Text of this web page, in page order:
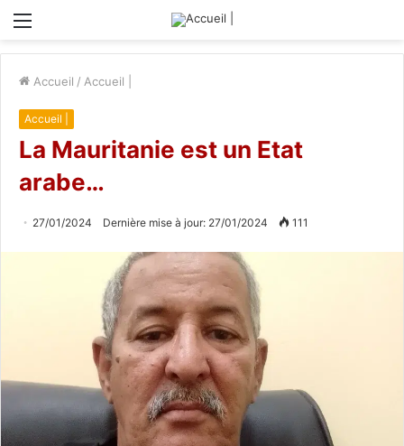
Menu
Accueil / Accueil |
Accueil |
La Mauritanie est un Etat
arabe…
27/01/2024 Dernière mise à jour: 27/01/2024 111